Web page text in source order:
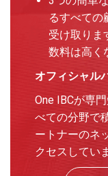
るすべての
受け取りま
数料は高く
オフィシャル
One IBCが専
べての分野で
ートナーのネ
クセスしてい